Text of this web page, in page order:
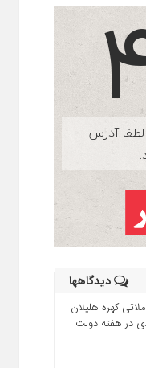
دیدگاهها
کهره هلیلان
۹۰ درصدی در هفته دولت